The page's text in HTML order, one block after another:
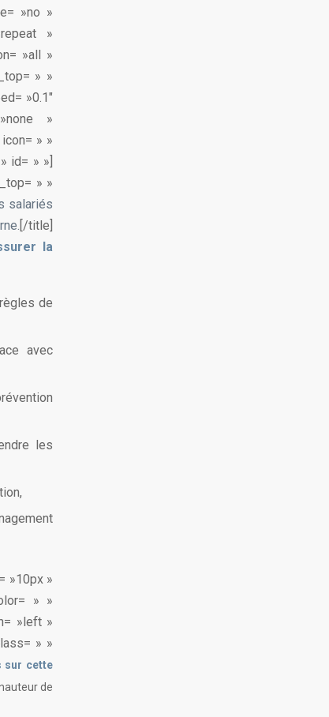
»no »
»
»all »
» »
»0.1″
»
» »
id= » »]
» »
salariés
[/title]
la
de
avec
les
»10px »
» »
»left »
» »
sur cette
de